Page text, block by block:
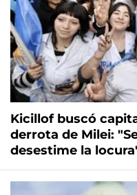
Kicillof buscó
derrota de Milei:
desestime la